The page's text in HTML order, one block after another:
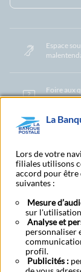
Espace
Foire aux
centre
Protection des
Cookies
Alertes fraudes
Vider le
BFI -
Le fonds de
La
Lors de votre
filiales utilisons
accord pour être
suivantes :
Mesure
sur
Analyse et
personnaliser
profil.
Publicités :